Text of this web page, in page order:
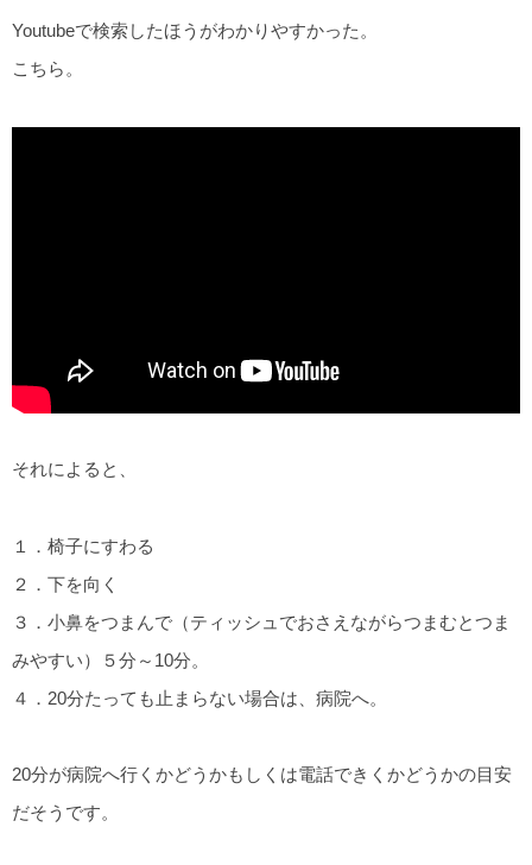
Youtubeで検索したほうがわかりやすかった。
こちら。
それによると、
１．椅子にすわる
２．下を向く
３．小鼻をつまんで（ティッシュでおさえながらつまむとつま
みやすい）５分～10分。
４．20分たっても止まらない場合は、病院へ。
20分が病院へ行くかどうかもしくは電話できくかどうかの目安
だそうです。